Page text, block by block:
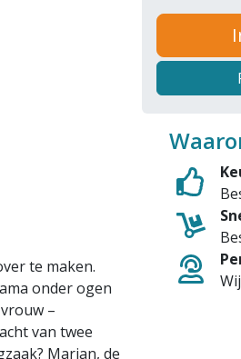
te maken.
onder ogen
–
van twee
Marjan, de